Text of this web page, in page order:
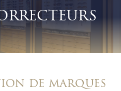
de marques